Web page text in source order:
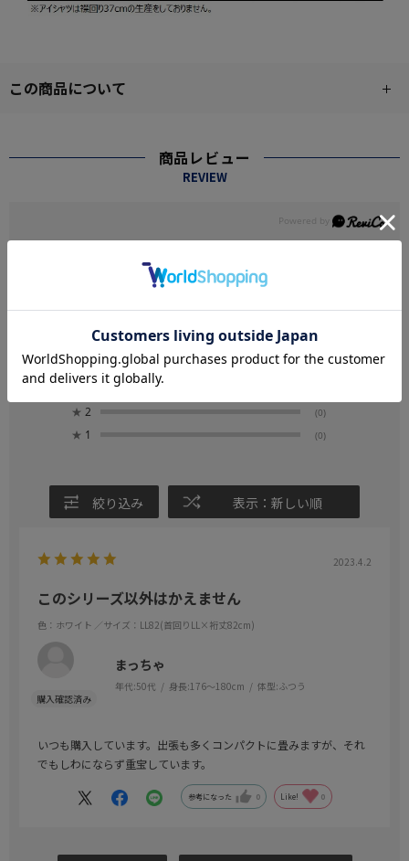
この商品について
商品レビュー
REVIEW
5.0
(1)
★4 (0)
★ 2 (0)
★ 1 (0)
絞り込み 表示：新しい順
2023.4.2
このシリーズ以外はかえません
色：ホワイト ／サイズ：LL82(首回りLL×裄丈82cm)
まっちゃ
年代:50代 身長:176～180cm 体型:ふつう
いつも購入しています。出張も多くコンパクトに畳みますが、それ
でもしわにならず重宝しています。
参考になった 0 Like! 0